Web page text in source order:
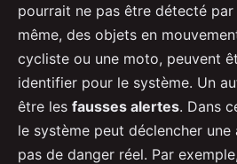
pourrait ne pas être détecté par
même, des objets en
cycliste ou une moto, peuvent
identifier pour le système. Un
être les fausses alertes. Dans
le système peut déclencher
pas de danger réel. Par